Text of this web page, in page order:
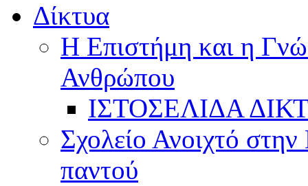
Δίκτυα
Η Επιστήμη και η
Ανθρώπου
ΙΣΤΟΣΕΛΙΔΑ
Σχολείο Ανοιχτό
παντού